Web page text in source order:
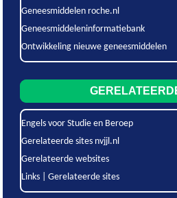
Geneesmiddelen roche.nl
Geneesmiddeleninformatiebank
Ontwikkeling nieuwe geneesmiddelen
Engels voor Studie en Beroep
Gerelateerde sites nvjjl.nl
Gerelateerde websites
Links | Gerelateerde sites